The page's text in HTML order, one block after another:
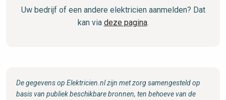
Uw bedrijf of een andere elektricien aanmelden? Dat
kan via deze pagina.
De gegevens op Elektricien.nl zijn met zorg samengesteld op
basis van publiek beschikbare bronnen, ten behoeve van de